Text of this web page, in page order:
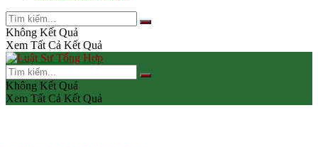
Không Kết Quả
Xem Tất Cả Kết Quả
Không Kết Quả
Xem Tất Cả Kết Quả